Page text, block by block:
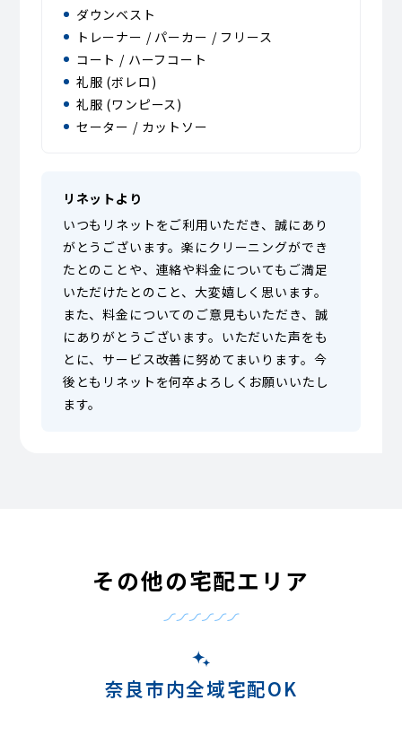
ダウンベスト
トレーナー / パーカー / フリース
コート / ハーフコート
礼服 (ボレロ)
礼服 (ワンピース)
セーター / カットソー
リネットより
いつもリネットをご利用いただき、誠にあり
がとうございます。楽にクリーニングができ
たとのことや、連絡や料金についてもご満足
いただけたとのこと、大変嬉しく思います。
また、料金についてのご意見もいただき、誠
にありがとうございます。いただいた声をも
とに、サービス改善に努めてまいります。今
後ともリネットを何卒よろしくお願いいたし
ます。
その他の宅配エリア
奈良市内全域宅配OK